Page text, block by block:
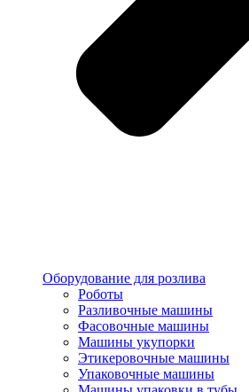
Оборудование для розлива
Роботы
Разливочные машины
Фасовочные машины
Машины укупорки
Этикеровочные машины
Упаковочные машины